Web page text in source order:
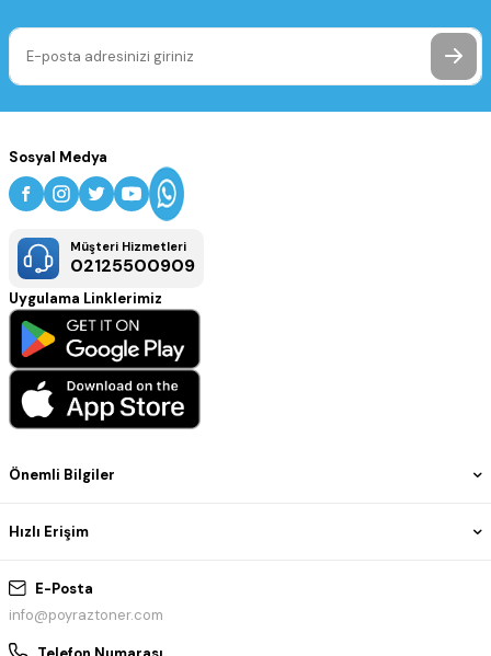
E-Posta
info@poyraztoner.com
Önemli Bilgiler
Hızlı Erişim
Sosyal Medya
Müşteri Hizmetleri
02125500909
Uygulama Linklerimiz